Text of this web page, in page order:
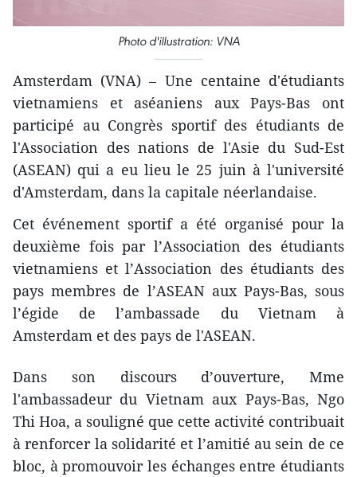
Photo d'illustration: VNA
Amsterdam (VNA) – Une centaine d'étudiants
vietnamiens et aséaniens aux Pays-Bas ont
participé au Congrès sportif des étudiants de
l'Association des nations de l'Asie du Sud-Est
(ASEAN) qui a eu lieu le 25 juin à l'université
d'Amsterdam, dans la capitale néerlandaise.
Cet événement sportif a été organisé pour la
deuxième fois par l’Association des étudiants
vietnamiens et l’Association des étudiants des
pays membres de l’ASEAN aux Pays-Bas, sous
l’égide de l’ambassade du Vietnam à
Amsterdam et des pays de l'ASEAN.
Dans son discours d’ouverture, Mme
l'ambassadeur du Vietnam aux Pays-Bas, Ngo
Thi Hoa, a souligné que cette activité contribuait
à renforcer la solidarité et l’amitié au sein de ce
bloc, à promouvoir les échanges entre étudiants